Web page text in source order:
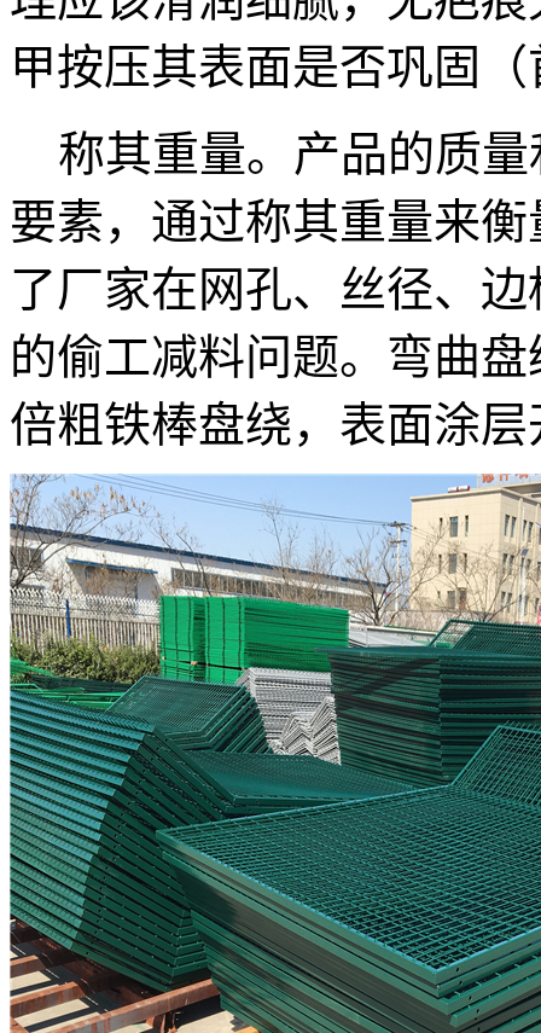
甲按压其表面是否巩固
称其重量。产品的质量
要素，通过称其重量来
了厂家在网孔、丝径、
的偷工减料问题。弯曲
倍粗铁棒盘绕，表面涂